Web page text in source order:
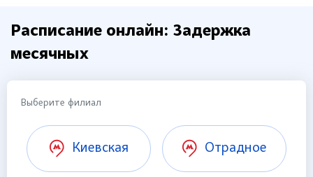
Расписание онлайн: Задержка
месячных
Выберите филиал
Киевская Отрадное